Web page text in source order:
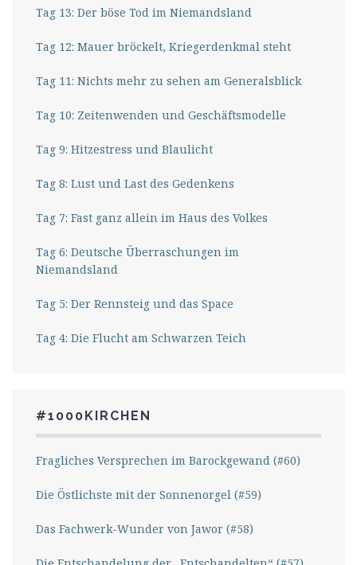
Tag 13: Der böse Tod im Niemandsland
Tag 12: Mauer bröckelt, Kriegerdenkmal steht
Tag 11: Nichts mehr zu sehen am Generalsblick
Tag 10: Zeitenwenden und Geschäftsmodelle
Tag 9: Hitzestress und Blaulicht
Tag 8: Lust und Last des Gedenkens
Tag 7: Fast ganz allein im Haus des Volkes
Tag 6: Deutsche Überraschungen im
Niemandsland
Tag 5: Der Rennsteig und das Space
Tag 4: Die Flucht am Schwarzen Teich
#1000KIRCHEN
Fragliches Versprechen im Barockgewand (#60)
Die Östlichste mit der Sonnenorgel (#59)
Das Fachwerk-Wunder von Jawor (#58)